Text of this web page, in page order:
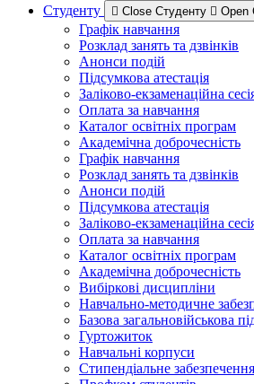
Студенту
Close Студенту Open
Графік навчання
Розклад занять та дзвінків
Анонси подій
Підсумкова атестація
Заліково-екзаменаційна
Оплата за навчання
Каталог освітніх програм
Академічна доброчесність
Графік навчання
Розклад занять та дзвінків
Анонси подій
Підсумкова атестація
Заліково-екзаменаційна
Оплата за навчання
Каталог освітніх програм
Академічна доброчесність
Вибіркові дисципліни
Навчально-методичне
Базова загальновійськова
Гуртожиток
Навчальні корпуси
Стипендіальне забезпечення